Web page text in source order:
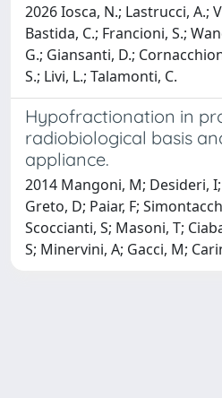
2026 Iosca, N.; Lastrucci, A.;
Bastida, C.; Francioni, S.;
G.; Giansanti, D.;
S.; Livi, L.; Talamonti, C.
Hypofractionation in
radiobiological basis
appliance.
2014 Mangoni, M; Desideri,
Greto, D; Paiar, F;
Scoccianti, S; Masoni, T;
S; Minervini, A; Gacci, M;